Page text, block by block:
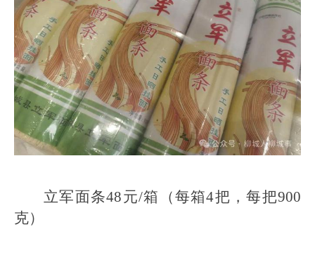
立军面条48元/箱（每箱4把，每把900
克）